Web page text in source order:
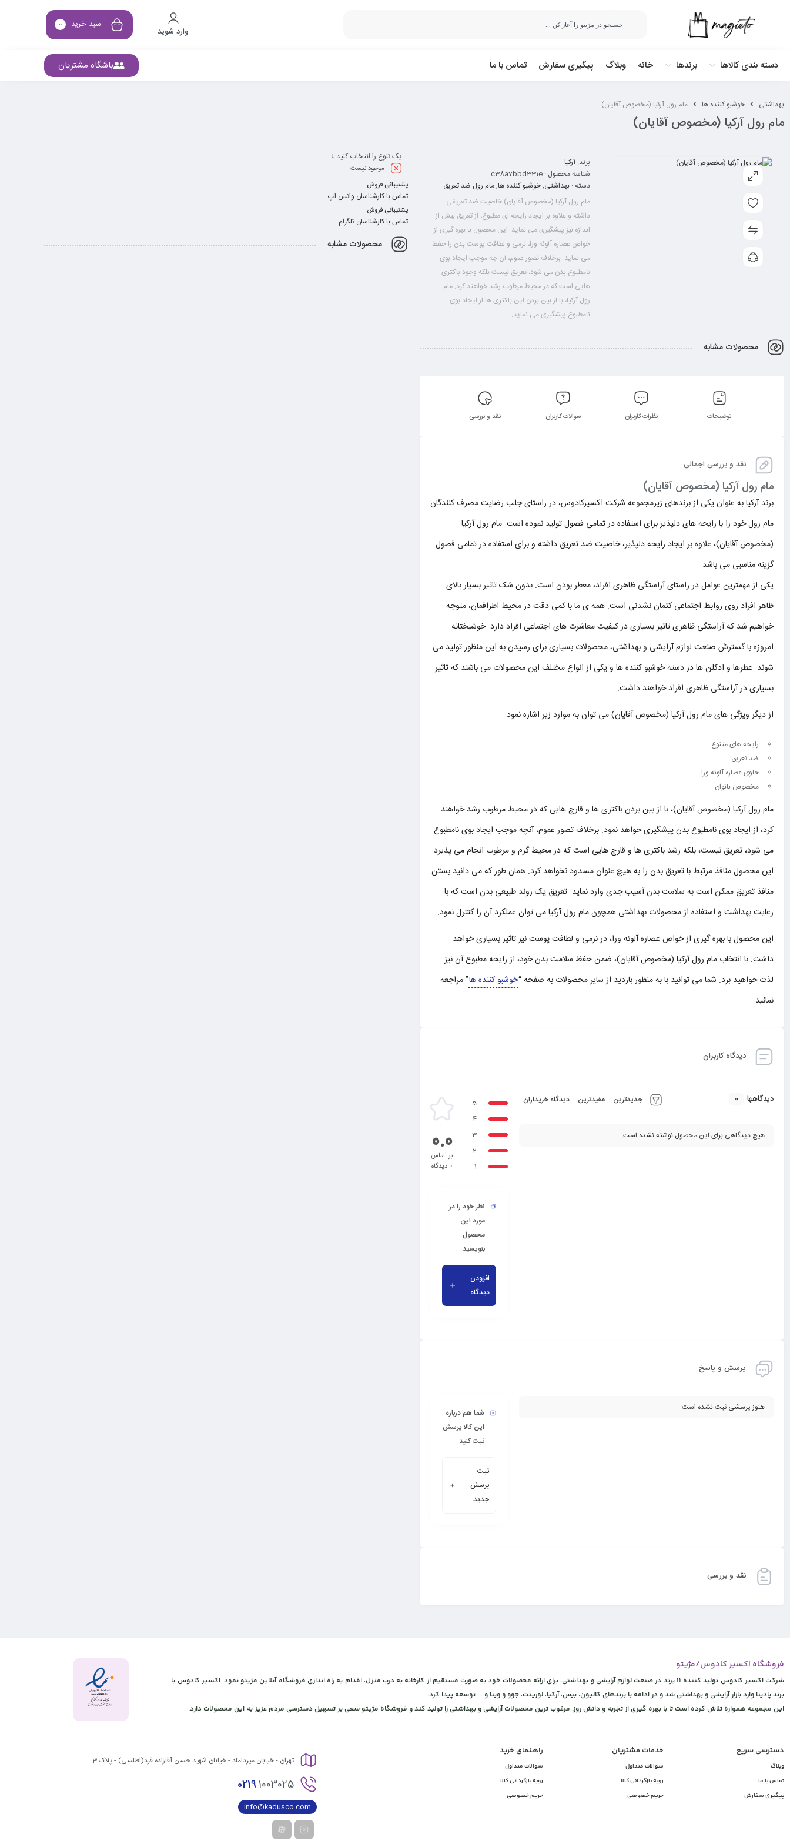
وارد شوید
سبد خرید 0
دسته بندی کالاها برندها خانه وبلاگ پیگیری سفارش تماس با ما باشگاه مشتریان
بهداشتی خوشبو کننده ها مام رول آرکیا (مخصوص آقایان)
مام رول آرکیا (مخصوص آقایان)
برند: آرکیا
شناسه محصول : c38a7bbd331e
دسته : بهداشتی,خوشبو کننده ها,مام رول ضد تعریق
مام رول آرکیا (مخصوص آقایان) خاصیت ضد تعریقی
داشته و علاوه بر ایجاد رایحه ای مطبوع، از تعریق بیش از
اندازه نیز پیشگیری می نماید. این محصول با بهره گیری از
خواص عصاره آلوئه ورا، نرمی و لطافت پوست بدن را حفظ
می نماید. برخلاف تصور عموم، آن چه موجب ایجاد بوی
نامطبوع بدن می شود، تعریق نیست بلکه وجود باکتری
هایی است که در محیط مرطوب رشد خواهند کرد. مام
رول آرکیا، با از بین بردن این باکتری ها از ایجاد بوی
نامطبوع پیشگیری می نماید.
محصولات مشابه
توضیحات نظرات کاربران سوالات کاربران نقد و بررسی
نقد و بررسی اجمالی
مام رول آرکیا (مخصوص آقایان)
برند آرکیا به عنوان یکی از برندهای زیرمجموعه شرکت اکسیرکادوس، در راستای جلب رضایت مصرف کنندگان
مام رول خود را با رایحه های دلپذیر برای استفاده در تمامی فصول تولید نموده است. مام رول آرکیا
(مخصوص آقایان)، علاوه بر ایجاد رایحه دلپذیر، خاصیت ضد تعریق داشته و برای استفاده در تمامی فصول
گزینه مناسبی می باشد.
یکی از مهمترین عوامل در راستای آراستگی ظاهری افراد، معطر بودن است. بدون شک تاثیر بسیار بالای
ظاهر افراد روی روابط اجتماعی کتمان نشدنی است. همه ی ما با کمی دقت در محیط اطرافمان، متوجه
خواهیم شد که آراستگی ظاهری تاثیر بسیاری در کیفیت معاشرت های اجتماعی افراد دارد. خوشبختانه
امروزه با گسترش صنعت لوازم آرایشی و بهداشتی، محصولات بسیاری برای رسیدن به این منظور تولید می
شوند. عطرها و ادکلن ها در دسته خوشبو کننده ها و یکی از انواع مختلف این محصولات می باشند که تاثیر
بسیاری در آراستگی ظاهری افراد خواهند داشت.
از دیگر ویژگی های مام رول آرکیا (مخصوص آقایان) می توان به موارد زیر اشاره نمود:
رایحه های متنوع
ضد تعریق
حاوی عصاره آلوئه ورا
مخصوص بانوان …
مام رول آرکیا (مخصوص آقایان)، با از بین بردن باکتری ها و قارچ هایی که در محیط مرطوب رشد خواهند
کرد، از ایجاد بوی نامطبوع بدن پیشگیری خواهد نمود. برخلاف تصور عموم، آنچه موجب ایجاد بوی نامطبوع
می شود، تعریق نیست، بلکه رشد باکتری ها و قارچ هایی است که در محیط گرم و مرطوب انجام می پذیرد.
این محصول منافذ مرتبط با تعریق بدن را به هیچ عنوان مسدود نخواهد کرد. همان طور که می دانید بستن
منافذ تعریق ممکن است به سلامت بدن آسیب جدی وارد نماید. تعریق یک روند طبیعی بدن است که با
رعایت بهداشت و استفاده از محصولات بهداشتی همچون مام رول آرکیا می توان عملکرد آن را کنترل نمود.
این محصول با بهره گیری از خواص عصاره آلوئه ورا، در نرمی و لطافت پوست نیز تاثیر بسیاری خواهد
داشت. با انتخاب مام رول آرکیا (مخصوص آقایان)، ضمن حفظ سلامت بدن خود، از رایحه مطبوع آن نیز
لذت خواهید برد. شما می توانید با به منظور بازدید از سایر محصولات به صفحه “خوشبو کننده ها” مراجعه
نمائید.
دیدگاه کاربران
دیدگاهها 0 جدیدترین مفیدترین دیدگاه خریداران
هیچ دیدگاهی برای این محصول نوشته نشده است.
5
4
3
2
1
0.0
بر اساس
0 دیدگاه
نظر خود را در
مورد این
محصول
بنویسید ...
افزودن
دیدگاه
پرسش و پاسخ
هنوز پرسشی ثبت نشده است.
شما هم درباره
این کالا پرسش
ثبت کنید
ثبت
پرسش
جدید
نقد و بررسی
یک تنوع را انتخاب کنید ↓
موجود نیست
پشتیبانی فروش
تماس با کارشناسان واتس اپ
پشتیبانی فروش
تماس با کارشناسان تلگرام
محصولات مشابه
فروشگاه اکسیر کادوس/مژیتو
شرکت اکسیر کادوس تولید کننده 11 برند در صنعت لوازم آرایشی و بهداشتی، برای ارائه محصولات خود به صورت مستقیم از کارخانه به درب منزل، اقدام به راه اندازی فروشگاه آنلاین مژیتو نمود. اکسیر کادوس با
برند پادینا وارد بازار آرایشی و بهداشتی شد و در ادامه با برندهای کالیون، بیس، آرکیا، لورینت، جوو و وینا و ... توسعه پیدا کرد.
این مجموعه همواره تلاش کرده است تا با بهره گیری از تجربه و دانش روز، مرغوب ترین محصولات آرایشی و بهداشتی را تولید کند و فروشگاه مژیتو سعی بر تسهیل دسترسی مردم عزیز به این محصولات دارد.
دسترسی سریع
وبلاگ
تماس با ما
پیگیری سفارش
خدمات مشتریان
سوالات متداول
رویه بازگردانی کالا
حریم خصوصی
راهـنمای خرید
سوالات متداول
رویه بازگردانی کالا
حریم خصوصی
تهران - خیابان میرداماد - خیابان شهید حسن آقازاده فرد(اطلسی) - پلاک 3
02191003025
info@kadusco.com